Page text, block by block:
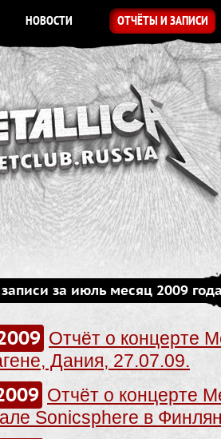
НОВОСТИ ОТЧЁТЫ И ЗАПИСИ
за июль месяц 2009
Отчёт о концерте
Дания, 27.07.09.
Отчёт о концерте
Sonicsphere в